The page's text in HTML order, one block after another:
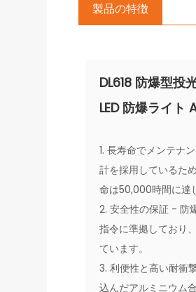
製品の特徴
DL618 防爆型投
LED 防爆ライト
1. 長寿命でメンテナ
計を採用しているた
命は50,000時間に達
2. 安全性の保証 - 防
指令に準拠しており
ています。
3. 利便性と高い耐衝
込んだアルミニウム